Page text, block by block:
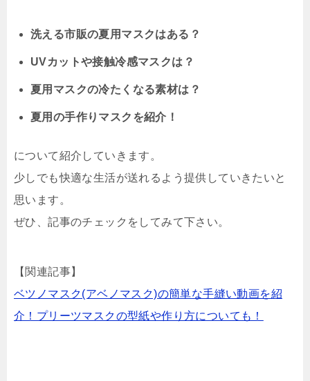
洗える市販の夏用マスクはある？
UVカットや接触冷感マスクは？
夏用マスクの冷たくなる素材は？
夏用の手作りマスクを紹介！
について紹介していきます。
少しでも快適な生活が送れるよう提供していきたいと
思います。
ぜひ、記事のチェックをしてみて下さい。
【関連記事】
ベツノマスク(アベノマスク)の簡単な手縫い動画を紹
介！プリーツマスクの型紙や作り方についても！